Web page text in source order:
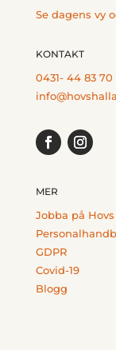
Se dagens vy
KONTAKT
0431- 44 83 70
MER
Jobba på
GDPR
Covid-19
Blogg